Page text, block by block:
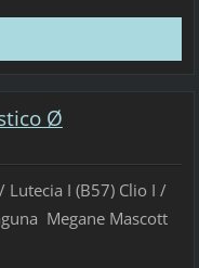
Ø
Lutecia I (B57) Clio I /
Megane Mascott